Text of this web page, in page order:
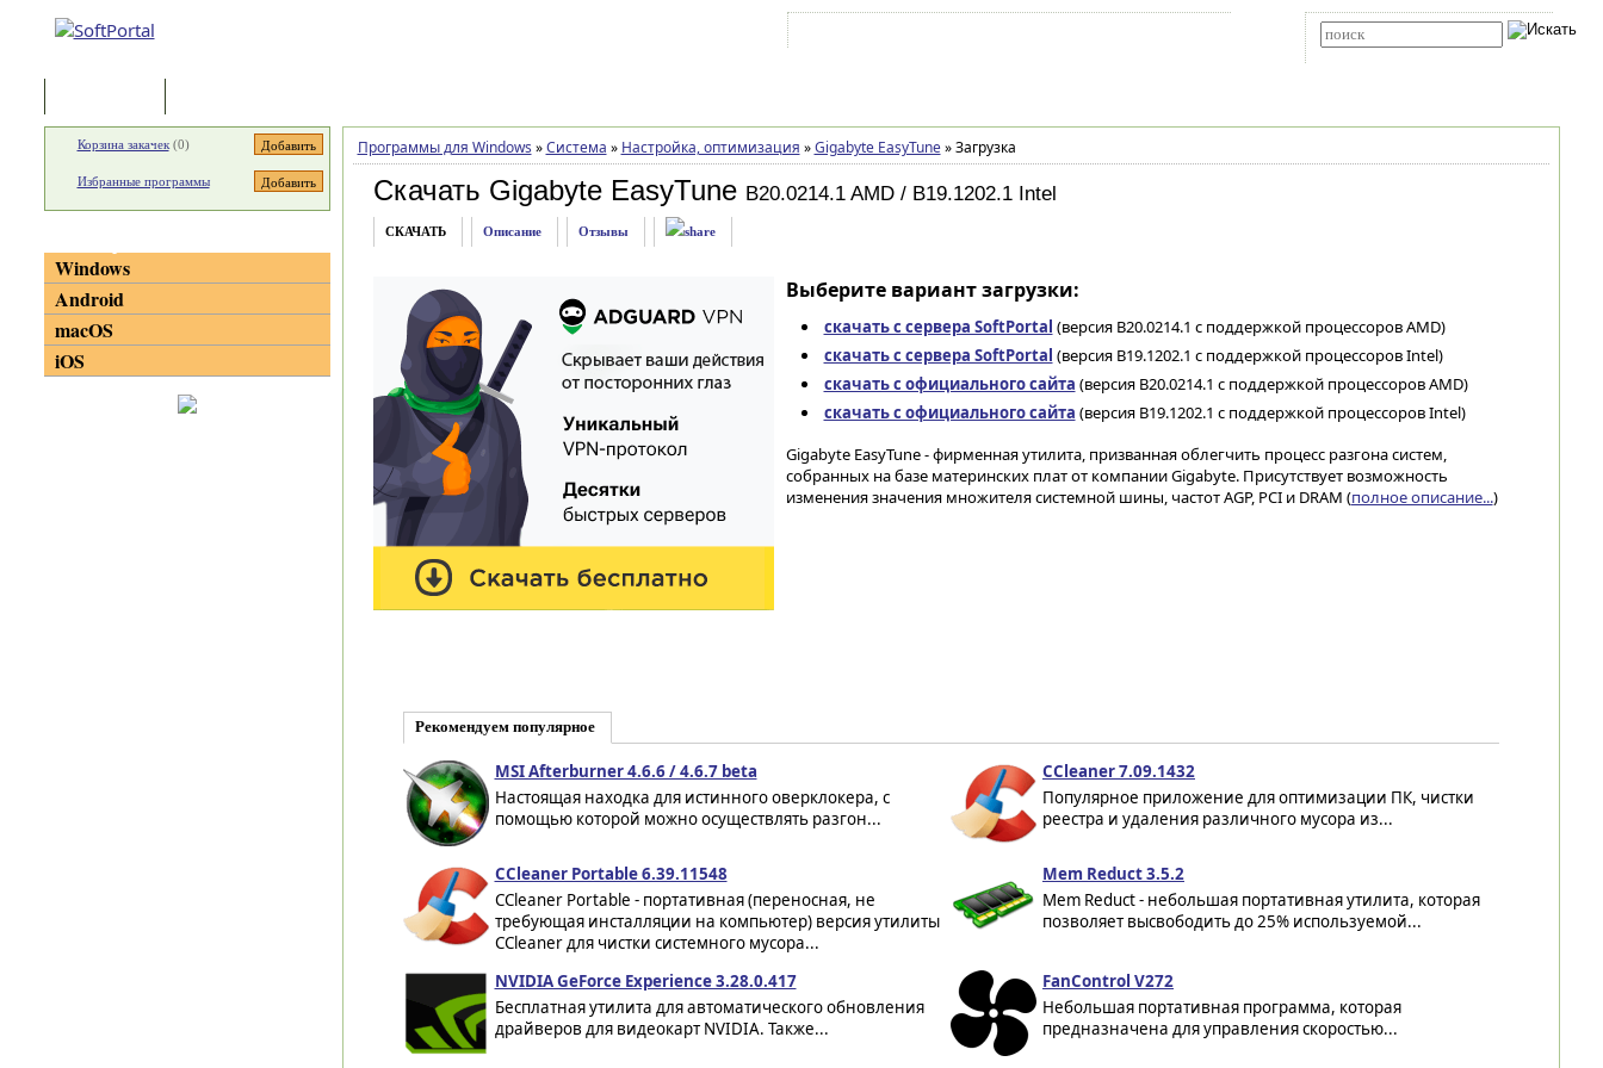
Программы для Windows » Система » Настройка, оптимизация » Gigabyte EasyTune »Загрузка
Скачать Gigabyte EasyTune B20.0214.1 AMD / B19.1202.1 Intel
СКАЧАТЬ Описание Отзывы
Выберите вариант загрузки:
скачать с сервера SoftPortal (версия B20.0214.1 с поддержкой процессоров AMD)
скачать с сервера SoftPortal (версия B19.1202.1 с поддержкой процессоров Intel)
скачать с официального сайта (версия B20.0214.1 с поддержкой процессоров AMD)
скачать с официального сайта (версия B19.1202.1 с поддержкой процессоров Intel)
Gigabyte EasyTune - фирменная утилита, призванная облегчить процесс разгона систем,
собранных на базе материнских плат от компании Gigabyte. Присутствует возможность
изменения значения множителя системной шины, частот AGP, PCI и DRAM (полное описание...)
Рекомендуем популярное
MSI Afterburner 4.6.6 / 4.6.7 beta
Настоящая находка для истинного оверклокера, с
помощью которой можно осуществлять разгон...
CCleaner 7.09.1432
Популярное приложение для оптимизации ПК, чистки
реестра и удаления различного мусора из...
CCleaner Portable 6.39.11548
CCleaner Portable - портативная (переносная, не
требующая инсталляции на компьютер) версия утилиты
CCleaner для чистки системного мусора...
Mem Reduct 3.5.2
Mem Reduct - небольшая портативная утилита, которая
позволяет высвободить до 25% используемой...
NVIDIA GeForce Experience 3.28.0.417
Бесплатная утилита для автоматического обновления
драйверов для видеокарт NVIDIA. Также...
FanControl V272
Небольшая портативная программа, которая
предназначена для управления скоростью...
Корзина закачек(0)
Избранные программы
Windows
Android
macOS
iOS